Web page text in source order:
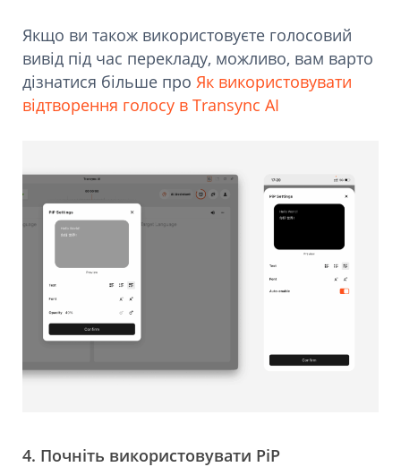
Якщо ви також використовуєте голосовий
вивід під час перекладу, можливо, вам варто
дізнатися більше про Як використовувати
відтворення голосу в Transync AI
4. Почніть використовувати PiP